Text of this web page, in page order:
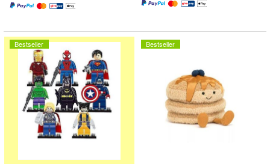
Bestseller Bestseller